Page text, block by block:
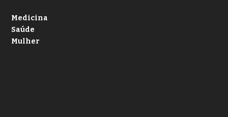
Medicina
Saúde
Mulher